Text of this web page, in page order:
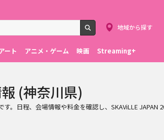
検索
地域から探す
ート アニメ・ゲーム 映画 Streaming+
(神奈川県)
す。日程、会場情報や料金を確認し、SKAViLLE